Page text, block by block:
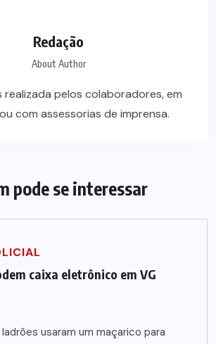
Redação
About Author
realizada pelos colaboradores, em
com assessorias de imprensa.
pode se interessar
caixa eletrônico em VG
usaram um maçarico para